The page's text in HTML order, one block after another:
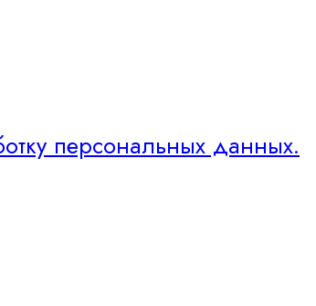
персональных данных.